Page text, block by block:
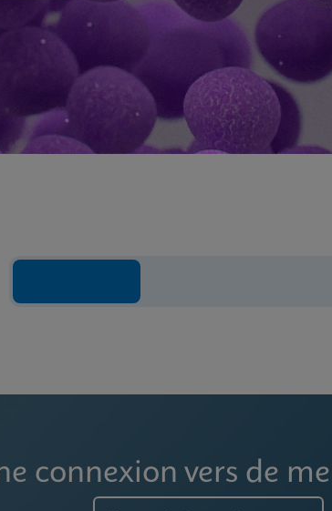
connexion vers de